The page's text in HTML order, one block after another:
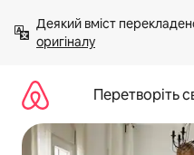
вмісту
Деякий вміст
оригіналу
Перетворіть